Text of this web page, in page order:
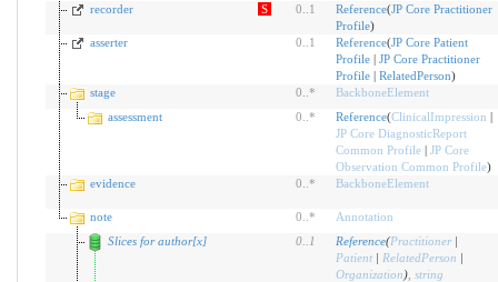
recorder
S 0 1 Reference(JP Core Practitioner
Profile)
asserter
0 1 Reference(JP Core Patient
Profile| JP Core Practitioner
Profile| RelatedPerson)
stage
0 *
BackboneElement
assessment
0 * Reference(ClinicalImpression |
JP Core DiagnosticReport
Common Profile| JP Core
Observation Common Profile)
evidence
0 * BackboneElement
note 0 *
Annotation
Slices for author[x]
0.. 1 Reference(Practitioner|
Patient| RelatedPerson |
Organization), string